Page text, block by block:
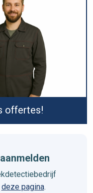
offertes!
deze pagina.